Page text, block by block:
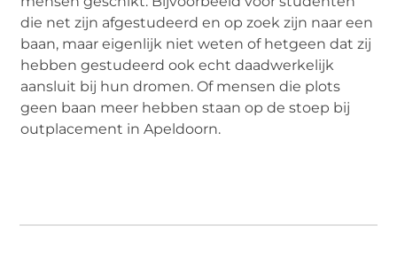
die net zijn afgestudeerd en op zoek zijn naar een
baan, maar eigenlijk niet weten of hetgeen dat zij
hebben gestudeerd ook echt daadwerkelijk
aansluit bij hun dromen. Of mensen die plots
geen baan meer hebben staan op de stoep bij
outplacement in Apeldoorn.